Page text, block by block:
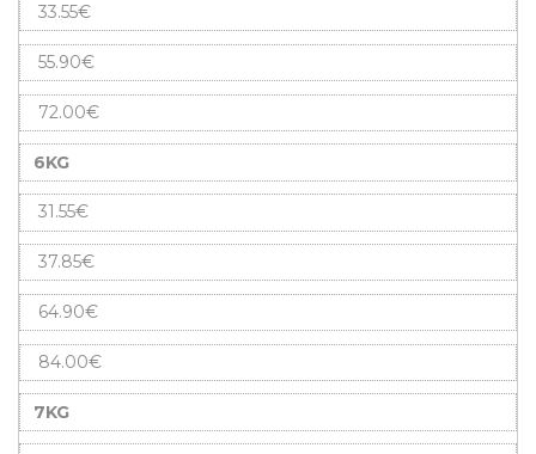
33.55€
55.90€
72.00€
6KG
31.55€
37.85€
64.90€
84.00€
7KG